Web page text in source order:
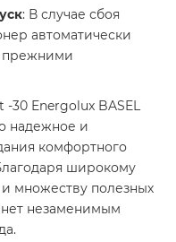
: В случае сбоя
автоматически
прежними
30 Energolux BASEL
надежное и
комфортного
широкому
множеству полезных
незаменимым